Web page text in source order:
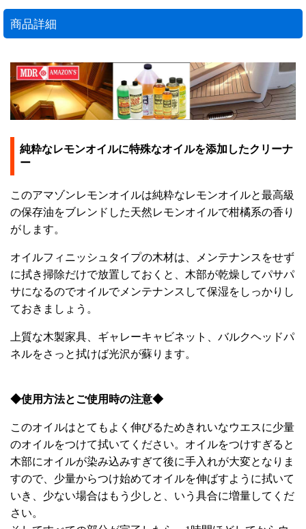
商品詳細
純粋なレモンオイルに特殊なオイルを添加したクリーナ
ー
このアマゾンレモンオイルは純粋なレモンオイルと最高級
の保存油をブレンドした天然レモンオイルで柑橘系の香り
がします。
オイルフィニッシュタイプの木材は、メンテナンスをせず
に拭き掃除だけで放置しておくと、木部が乾燥してパサパ
サになるのでオイルでメンテナンスして保湿をしっかりし
ておきましょう。
上質な木製家具、ギャレーキャビネット、バルクヘッドパ
ネルをさっと拭けば光沢が蘇ります。
◆使用方法とご使用時の注意◆
このオイルはとてもよく伸びるためきれいなウエスに少量
のオイルをつけて拭いてください。オイルをつけすぎると
木部にオイルが染み込みすぎて後に手入れが大変となりま
すので、少量からつけ始めてオイルを伸ばすように拭いて
いき、少ない場合はもう少しと、いう具合に増量してくだ
さい。